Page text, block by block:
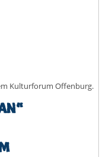
Kulturforum Offenburg.